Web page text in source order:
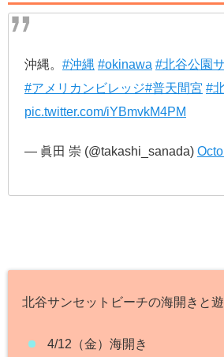
沖縄。 #沖縄 #okinawa #北谷公園
#アメリカンビレッジ#普天間宮 #
pic.twitter.com/iYBmvkM4PM
— 眞田 崇 (@takashi_sanada)
北谷サンセットビーチの海開きと
4/12（金）海開き